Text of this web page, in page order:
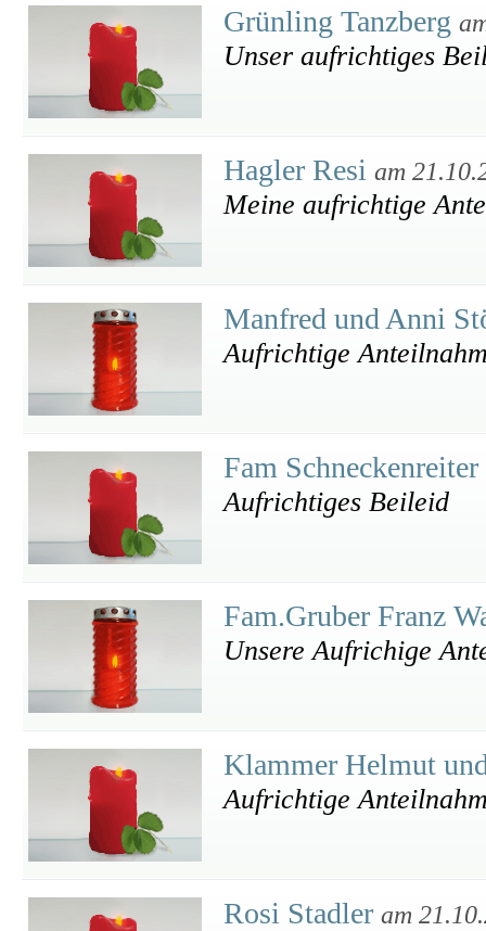
Grünling Tanzberg
Unser aufrichtiges
Hagler Resi am
Meine aufrichtige
Manfred und Anni
Aufrichtige
Fam Schneckenreiter
Aufrichtiges Beileid
Fam.Gruber Franz
Unsere Aufrichige
Klammer Helmut
Aufrichtige
Rosi Stadler am